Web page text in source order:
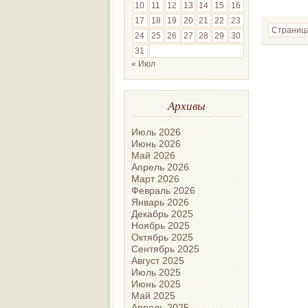
10
11 12 13 14 15
16
17
18 19 20 21 22
23
24
25 26 27 28 29
30
31
« Июл
Архивы
Июль 2026
Июнь 2026
Май 2026
Апрель 2026
Март 2026
Февраль 2026
Январь 2026
Декабрь 2025
Ноябрь 2025
Октябрь 2025
Сентябрь 2025
Август 2025
Июль 2025
Июнь 2025
Май 2025